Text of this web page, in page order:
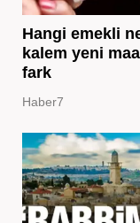
Hangi emekli
kalem yeni
fark
Haber7